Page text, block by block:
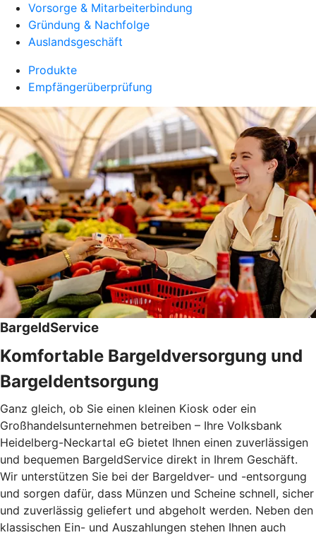
Vorsorge & Mitarbeiterbindung
Gründung & Nachfolge
Auslandsgeschäft
Produkte
Empfängerüberprüfung
BargeldService
Komfortable Bargeldversorgung und
Bargeldentsorgung
Ganz gleich, ob Sie einen kleinen Kiosk oder ein
Großhandelsunternehmen betreiben – Ihre Volksbank
Heidelberg-Neckartal eG bietet Ihnen einen zuverlässigen
und bequemen BargeldService direkt in Ihrem Geschäft.
Wir unterstützen Sie bei der Bargeldver- und -entsorgung
und sorgen dafür, dass Münzen und Scheine schnell, sicher
und zuverlässig geliefert und abgeholt werden. Neben den
klassischen Ein- und Auszahlungen stehen Ihnen auch